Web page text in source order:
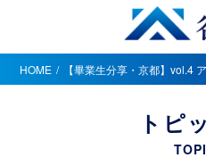
HOME 【畢業生分享・京都】vol.4
トピ